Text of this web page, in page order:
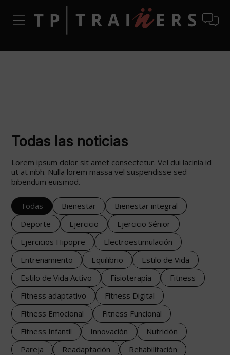
Todas las noticias
Lorem ipsum dolor sit amet consectetur. Vel dui lacinia id
ut at nibh. Nulla lorem massa vel suspendisse sed
bibendum euismod.
Todas Bienestar
Bienestar integral
Deporte
Ejercicio
Ejercicio Sénior
Ejercicios Hipopre
Electroestimulación
Entrenamiento
Equilibrio
Estilo de Vida
Estilo de Vida Activo
Fisioterapia
Fitness
Fitness adaptativo
Fitness Digital
Fitness Emocional
Fitness Funcional
Fitness Infantil
Innovación
Nutrición
Pareja
Readaptación
Rehabilitación